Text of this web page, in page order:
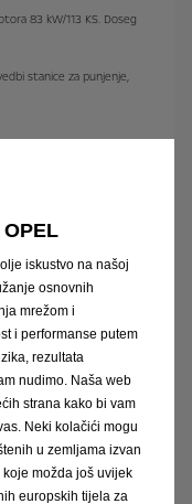
83 kW/113 KS. Doseg
stanice za punjenje,
OPEL
iskustvo na našoj
osnovnih
mrežom i
i performanse putem
rezultata
nudimo. Naša web
strana kako bi vam
Neki kolačići mogu
u zemljama izvan
možda još uvijek
europskih tijela za